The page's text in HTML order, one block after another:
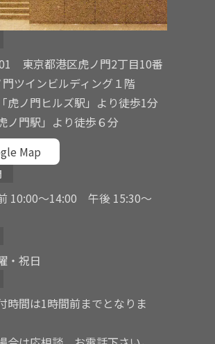
東京都港区虎ノ門2丁目10番
ツインビルディング１階
虎ノ門ヒルズ駅」より徒歩1分
ノ門駅」より徒歩６分
Map
10:00〜14:00 午後 15:30〜
・祝日
時間は1時間前までとなりま